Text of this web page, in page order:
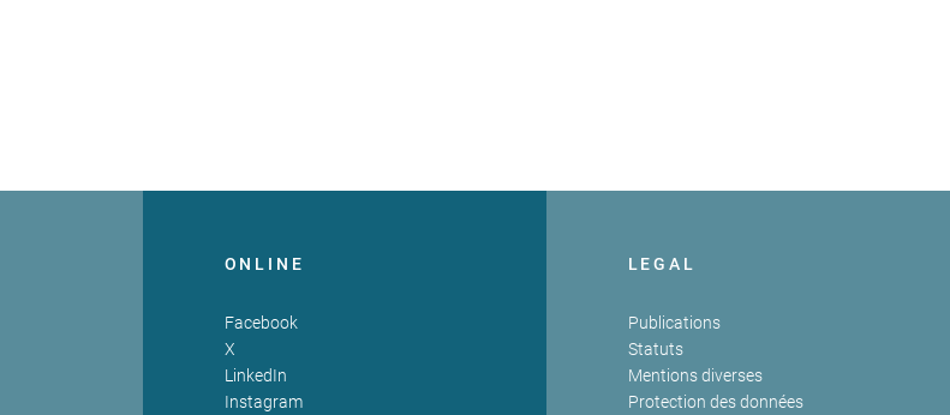
ONLINE
Facebook
X
LinkedIn
Instagram
LEGAL
Publications
Statuts
Mentions diverses
Protection des données